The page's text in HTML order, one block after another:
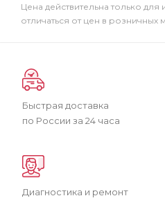
Цена действительна только
отличаться от цен в розничных
Быстрая доставка
по России за 24 часа
Диагностика и ремонт